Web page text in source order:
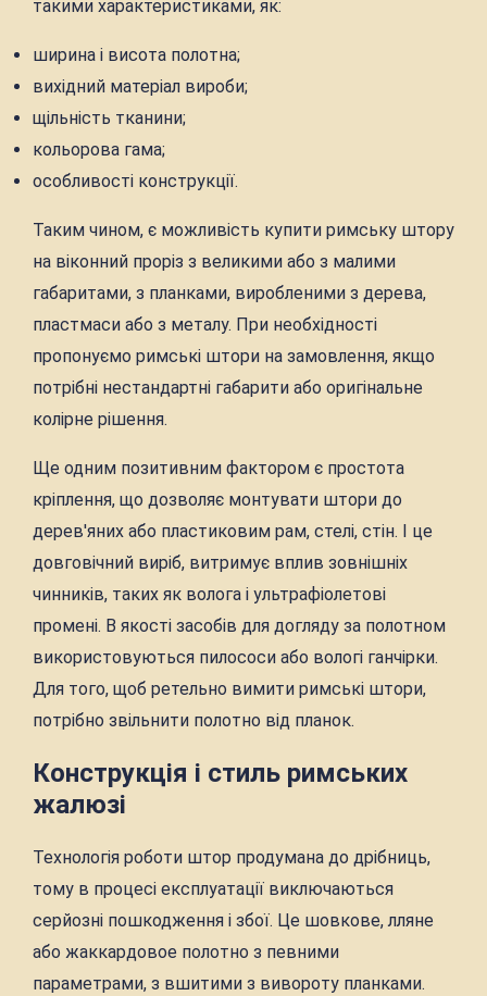
такими характеристиками, як:
ширина і висота полотна;
вихідний матеріал вироби;
щільність тканини;
кольорова гама;
особливості конструкції.
Таким чином, є можливість купити римську штору
на віконний проріз з великими або з малими
габаритами, з планками, виробленими з дерева,
пластмаси або з металу. При необхідності
пропонуємо римські штори на замовлення, якщо
потрібні нестандартні габарити або оригінальне
колірне рішення.
Ще одним позитивним фактором є простота
кріплення, що дозволяє монтувати штори до
дерев'яних або пластиковим рам, стелі, стін. І це
довговічний виріб, витримує вплив зовнішніх
чинників, таких як волога і ультрафіолетові
промені. В якості засобів для догляду за полотном
використовуються пилососи або вологі ганчірки.
Для того, щоб ретельно вимити римські штори,
потрібно звільнити полотно від планок.
Конструкція і стиль римських
жалюзі
Технологія роботи штор продумана до дрібниць,
тому в процесі експлуатації виключаються
серйозні пошкодження і збої. Це шовкове, лляне
або жаккардовое полотно з певними
параметрами, з вшитими з вивороту планками.